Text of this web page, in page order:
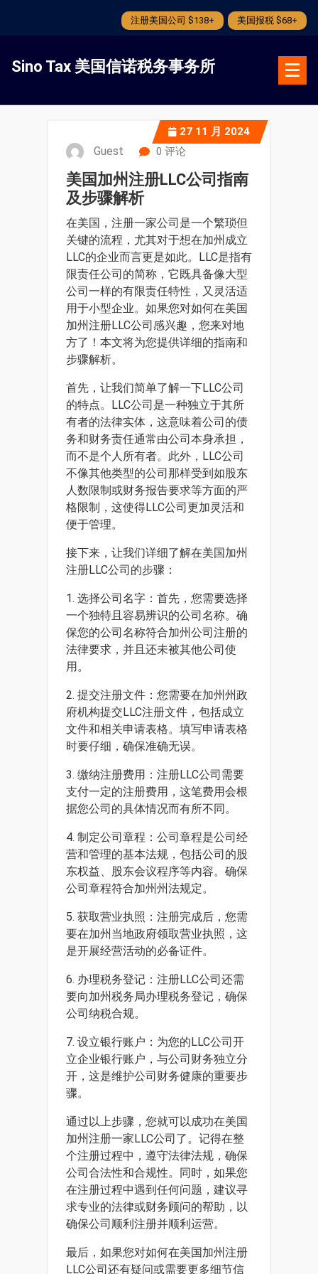
注册美国公司 $138+ 美国报税 $68+
Sino Tax 美国信诺税务事务所
27 11 月 2024
Guest 0 评论
美国加州注册LLC公司指南
及步骤解析
在美国，注册一家公司是一个繁琐但
关键的流程，尤其对于想在加州成立
LLC的企业而言更是如此。LLC是指有
限责任公司的简称，它既具备像大型
公司一样的有限责任特性，又灵活适
用于小型企业。如果您对如何在美国
加州注册LLC公司感兴趣，您来对地
方了！本文将为您提供详细的指南和
步骤解析。
首先，让我们简单了解一下LLC公司
的特点。LLC公司是一种独立于其所
有者的法律实体，这意味着公司的债
务和财务责任通常由公司本身承担，
而不是个人所有者。此外，LLC公司
不像其他类型的公司那样受到如股东
人数限制或财务报告要求等方面的严
格限制，这使得LLC公司更加灵活和
便于管理。
接下来，让我们详细了解在美国加州
注册LLC公司的步骤：
1. 选择公司名字：首先，您需要选择
一个独特且容易辨识的公司名称。确
保您的公司名称符合加州公司注册的
法律要求，并且还未被其他公司使
用。
2. 提交注册文件：您需要在加州州政
府机构提交LLC注册文件，包括成立
文件和相关申请表格。填写申请表格
时要仔细，确保准确无误。
3. 缴纳注册费用：注册LLC公司需要
支付一定的注册费用，这笔费用会根
据您公司的具体情况而有所不同。
4. 制定公司章程：公司章程是公司经
营和管理的基本法规，包括公司的股
东权益、股东会议程序等内容。确保
公司章程符合加州州法规定。
5. 获取营业执照：注册完成后，您需
要在加州当地政府领取营业执照，这
是开展经营活动的必备证件。
6. 办理税务登记：注册LLC公司还需
要向加州税务局办理税务登记，确保
公司纳税合规。
7. 设立银行账户：为您的LLC公司开
立企业银行账户，与公司财务独立分
开，这是维护公司财务健康的重要步
骤。
通过以上步骤，您就可以成功在美国
加州注册一家LLC公司了。记得在整
个注册过程中，遵守法律法规，确保
公司合法性和合规性。同时，如果您
在注册过程中遇到任何问题，建议寻
求专业的法律或财务顾问的帮助，以
确保公司顺利注册并顺利运营。
最后，如果您对如何在美国加州注册
LLC公司还有疑问或需要更多细节信